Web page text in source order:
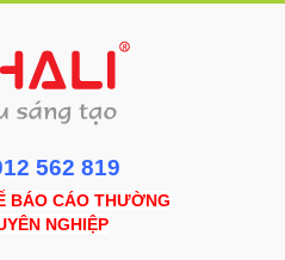
562 819
BÁO CÁO THƯỜNG
NGHIỆP